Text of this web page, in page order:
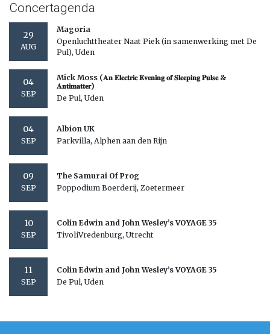
Concertagenda
29
AUG
Magoria
Openluchttheater Naat Piek (in samenwerking met De
Pul), Uden
04
SEP
Mick Moss (𝐀𝐧 𝐄𝐥𝐞𝐜𝐭𝐫𝐢𝐜 𝐄𝐯𝐞𝐧𝐢𝐧𝐠 𝐨𝐟 𝐒𝐥𝐞𝐞𝐩𝐢𝐧𝐠 𝐏𝐮𝐥𝐬𝐞 &
𝐀𝐧𝐭𝐢𝐦𝐚𝐭𝐭𝐞𝐫)
De Pul, Uden
04
SEP
Albion UK
Parkvilla, Alphen aan den Rijn
09
SEP
The Samurai Of Prog
Poppodium Boerderij, Zoetermeer
10
SEP
Colin Edwin and John Wesley’s VOYAGE 35
TivoliVredenburg, Utrecht
11
SEP
Colin Edwin and John Wesley’s VOYAGE 35
De Pul, Uden